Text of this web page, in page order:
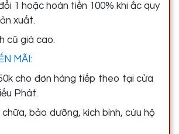
1 hoặc hoàn tiền 100% khi ắc quy
xuất.
cũ giá cao.
MÃI:
cho đơn hàng tiếp theo tại cửa
Phát.
chữa, bảo dưỡng, kích bình, cứu hộ